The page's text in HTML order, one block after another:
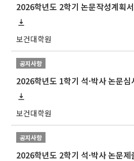
보건대학원
공지사항
보건대학원
공지사항